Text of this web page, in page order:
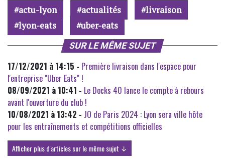
actu-lyon actualités
livraison
lyon-eats
uber-eats
SUR LE MÊME SUJET
17/12/2021 à 14:15 - Première livraison dans l'espace pour
l'entreprise "Uber Eats" !
08/09/2021 à 10:41 - Le Docks 40 lance le compte à rebours
avant l'ouverture du club !
10/08/2021 à 13:42 - JO de Paris 2024 : Lyon sera ville hôte
pour les entraînements et compétitions officielles
Afficher plus d'articles sur le même sujet ↓